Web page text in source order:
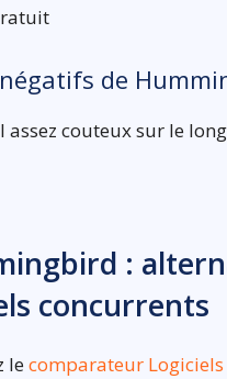
de
assez couteux sur le
:
concurrents
lecomparateur